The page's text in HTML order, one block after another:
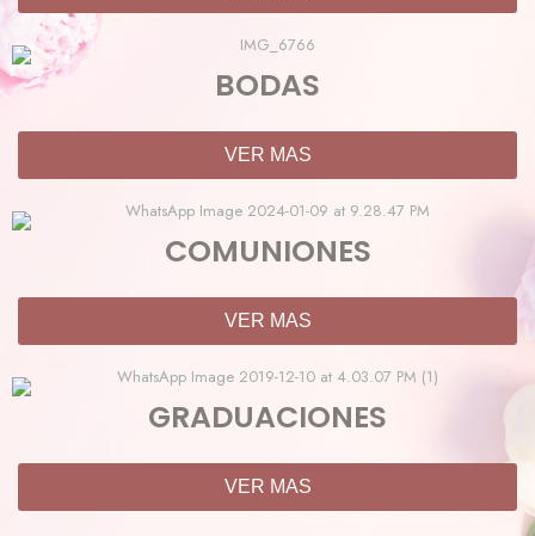
BODAS
VER MAS
COMUNIONES
VER MAS
GRADUACIONES
VER MAS